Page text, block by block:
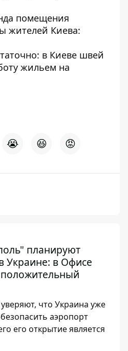
помещения
жителей Киева:
в Киеве швей
жильем на
😭 😆 😡
планируют
Украине: в Офисе
что Украина уже
аэропорт
его открытие является